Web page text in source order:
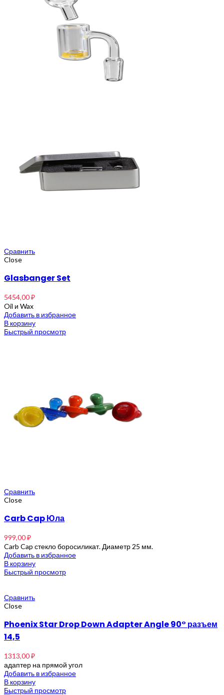
Сравнить
Close
Glasbanger Set
5454,00₽
Oil и Wax
Добавить в избранное
В корзину
Быстрый просмотр
Сравнить
Close
Carb Cap Юла
999,00₽
Carb Cap стекло боросиликат. Диаметр 25 мм.
Добавить в избранное
В корзину
Быстрый просмотр
Сравнить
Close
Phoenix Star Drop Down Adapter Angle 90° разъем
14,5
1313,00₽
адаптер на прямой угол
Добавить в избранное
В корзину
Быстрый просмотр